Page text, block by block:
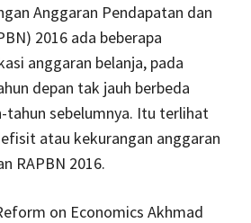
Anggaran Pendapatan dan
2016 ada beberapa
anggaran belanja, pada
depan tak jauh berbeda
tahun sebelumnya. Itu terlihat
atau kekurangan anggaran
RAPBN 2016.
on Economics Akhmad